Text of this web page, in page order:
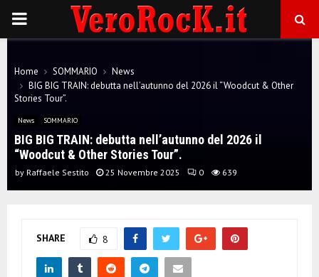
P
I
M
A
Home SOMMARIO
News
BIG BIG TRAIN: debutta nell’autunno del 2026 il “Woodcut & Other
Stories Tour”.
News SOMMARIO
BIG BIG TRAIN: debutta nell’autunno del 2026 il
“Woodcut & Other Stories Tour”.
by Raffaele Sestito 25 Novembre 2025 0 639
SHARE 8